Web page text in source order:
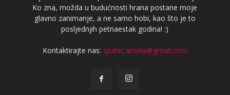
Ko zna, možda u budućnosti hrana postane moje
glavno zanimanje, a ne samo hobi, kao što je to
posljednjih petnaestak godina! :)
Kontaktirajte nas: spahic.amela@gmail.com